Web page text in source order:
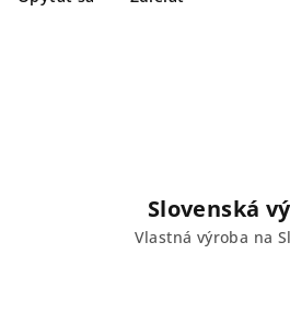
Slovenská
Vlastná výroba na